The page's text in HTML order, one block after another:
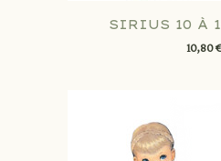
SIRIUS 10 À
10,80